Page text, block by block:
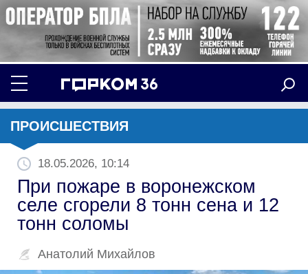
ПРОИСШЕСТВИЯ
18.05.2026, 10:14
При пожаре в воронежском
селе сгорели 8 тонн сена и 12
тонн соломы
Анатолий Михайлов